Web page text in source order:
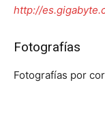
http://
Fotografías
Fotografías por